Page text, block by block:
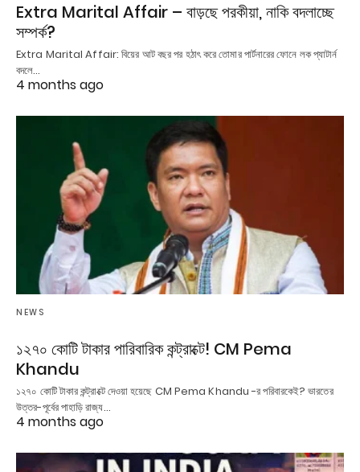
Extra Marital Affair – বাড়ছে পরকীয়া, নাকি বদলাচ্ছে
সম্পর্ক?
Extra Marital Affair: বিয়ের আট বছর পর হঠাৎ করে তোমার পার্টনারের ফোনে লক প্যাটার্ন
বদলে…
4 months ago
NEWS
১২৭০ কোটি টাকার পারিবারিক কন্ট্রাক্টে! CM Pema
Khandu
১২৭০ কোটি টাকার কন্ট্রাক্টে দেওয়া হয়েছে CM Pema Khandu -র পরিবারকেই? ভারতের
উত্তর-পূর্বের পাহাড়ি রাজ্য…
4 months ago